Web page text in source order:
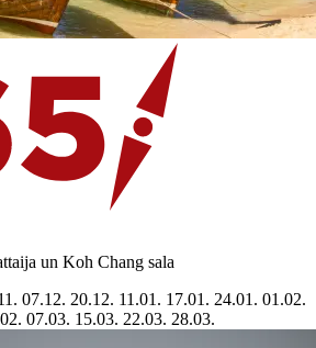
un Koh Chang sala
07.12. 20.12. 11.01. 17.01. 24.01. 01.02.
07.03. 15.03. 22.03. 28.03.